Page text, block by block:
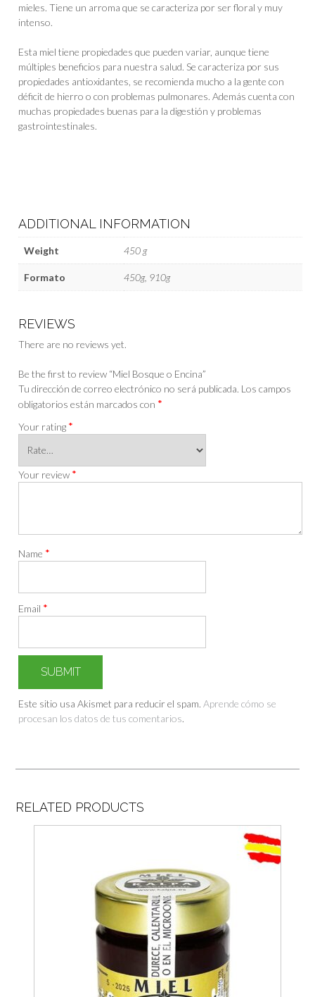
mieles. Tiene un arroma que se caracteriza por ser floral y muy
intenso.
Esta miel tiene propiedades que pueden variar, aunque tiene
múltiples beneficios para nuestra salud. Se caracteriza por sus
propiedades antioxidantes, se recomienda mucho a la gente con
déficit de hierro o con problemas pulmonares. Además cuenta con
muchas propiedades buenas para la digestión y problemas
gastrointestinales.
ADDITIONAL INFORMATION
Weight 450 g
Formato 450g, 910g
REVIEWS
There are no reviews yet.
Be the first to review “Miel Bosque o Encina”
Tu dirección de correo electrónico no será publicada. Los campos
obligatorios están marcados con *
Your rating *
Your review *
Name *
Email *
Este sitio usa Akismet para reducir el spam.Aprende cómo se
procesan los datos de tus comentarios.
RELATED PRODUCTS